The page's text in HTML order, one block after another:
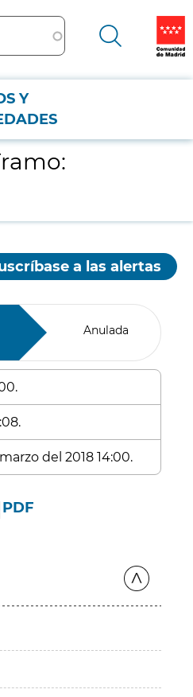
Y
a las alertas
Anulada
del 2018 14:00.
PDF